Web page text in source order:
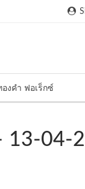
งคำ ฟอเร็กซ์
13-04-